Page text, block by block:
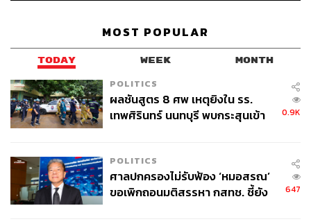
MOST POPULAR
TODAY WEEK MONTH
POLITICS
ผลชันสูตร 8 ศพ เหตุยิงใน รร.
เทพศิรินทร์ นนทบุรี พบกระสุนเข้า
0.9K
POLITICS
ศาลปกครองไม่รับฟ้อง ‘หมอสรณ’
ขอเพิกถอนมติสรรหา กสทช. ชี้ยัง
647